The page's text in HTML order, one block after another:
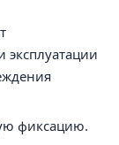
фиксацию.